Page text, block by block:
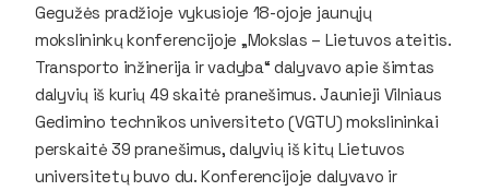
Gegužės pradžioje vykusioje 18-ojoje jaunųjų
mokslininkų konferencijoje „Mokslas – Lietuvos ateitis.
Transporto inžinerija ir vadyba“ dalyvavo apie šimtas
dalyvių iš kurių 49 skaitė pranešimus. Jaunieji Vilniaus
Gedimino technikos universiteto (VGTU) mokslininkai
perskaitė 39 pranešimus, dalyvių iš kitų Lietuvos
universitetų buvo du. Konferencijoje dalyvavo ir